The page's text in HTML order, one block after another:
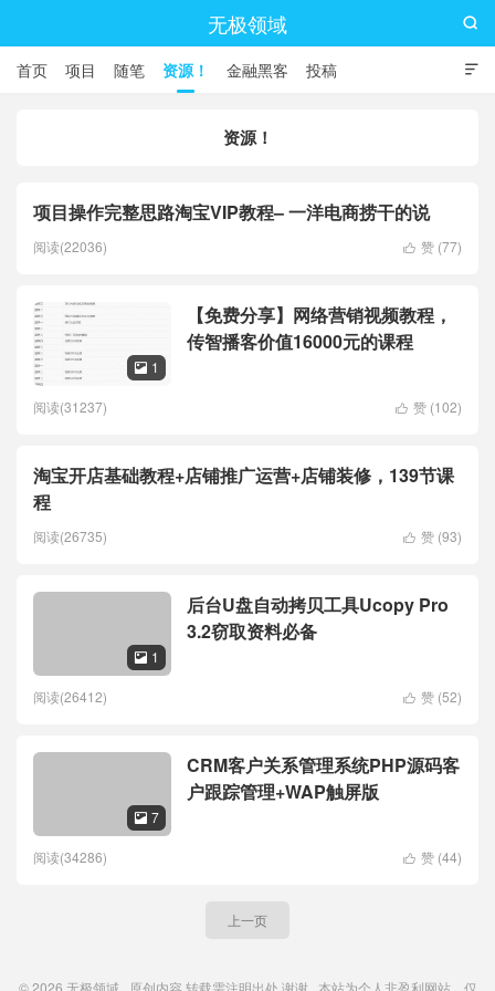
无极领域

首页 项目 随笔 资源！ 金融黑客 投稿

资源！
项目操作完整思路淘宝VIP教程– 一洋电商捞干的说
 赞 (77)
阅读(22036)
【免费分享】网络营销视频教程，
传智播客价值16000元的课程
 1
 赞 (102)
阅读(31237)
淘宝开店基础教程+店铺推广运营+店铺装修，139节课
程
 赞 (93)
阅读(26735)
后台U盘自动拷贝工具Ucopy Pro
3.2窃取资料必备
 1
 赞 (52)
阅读(26412)
CRM客户关系管理系统PHP源码客
户跟踪管理+WAP触屏版
 7
 赞 (44)
阅读(34286)
上一页
© 2026 无极领域 原创内容 转载需注明出处 谢谢 本站为个人非盈利网站。仅